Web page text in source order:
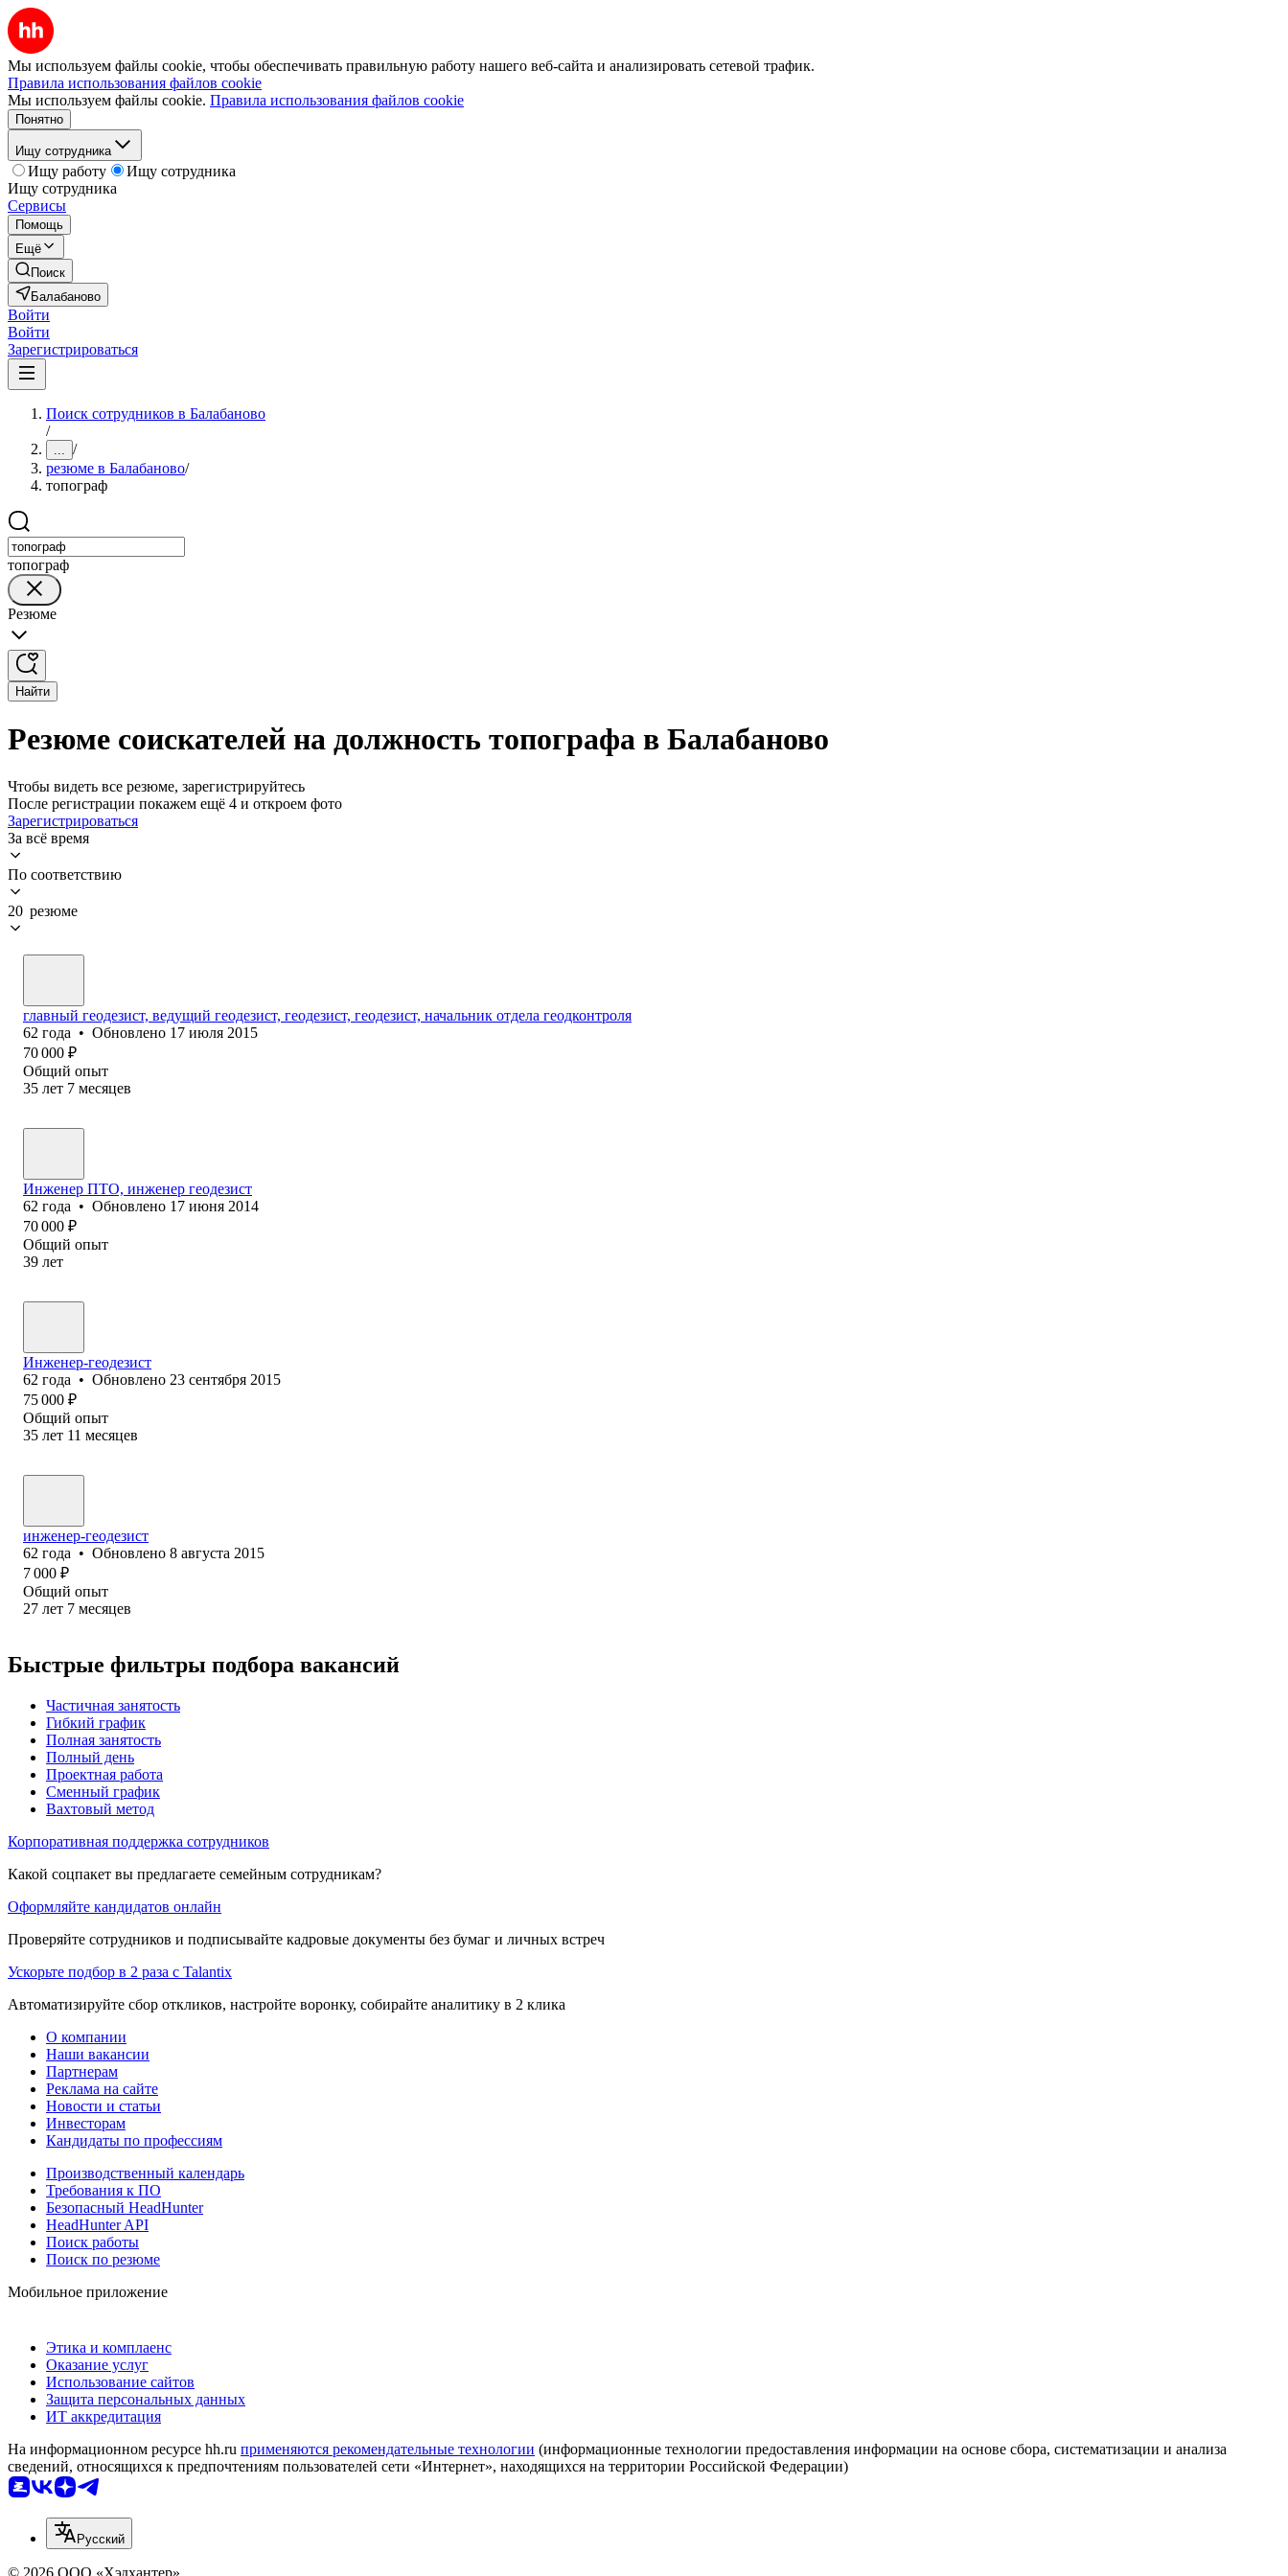
Мы используем файлы cookie, чтобы обеспечивать правильную работу нашего веб-сайта и анализировать сетевой трафик.
Правила использования файлов cookie
Мы используем файлы cookie. Правила использования файлов cookie
Понятно
Ищу сотрудника
Ищу работу
Ищу сотрудника
Ищу сотрудника
Сервисы
Помощь
Ещё
Поиск
Балабаново
Войти
Войти
Зарегистрироваться
Поиск сотрудников в Балабаново
/
... /
резюме в Балабаново/
топограф
топограф
Резюме
Найти
Резюме соискателей на должность топографа в Балабаново
Чтобы видеть все резюме, зарегистрируйтесь
После регистрации покажем ещё 4 и откроем фото
Зарегистрироваться
За всё время
По соответствию
20 резюме
главный геодезист, ведущий геодезист, геодезист, геодезист, начальник отдела геодконтроля
62 года • Обновлено 17 июля 2015
70 000 ₽
Общий опыт
35 лет 7 месяцев
Инженер ПТО, инженер геодезист
62 года • Обновлено 17 июня 2014
70 000 ₽
Общий опыт
39 лет
Инженер-геодезист
62 года • Обновлено 23 сентября 2015
75 000 ₽
Общий опыт
35 лет 11 месяцев
инженер-геодезист
62 года • Обновлено 8 августа 2015
7 000 ₽
Общий опыт
27 лет 7 месяцев
Быстрые фильтры подбора вакансий
Частичная занятость
Гибкий график
Полная занятость
Полный день
Проектная работа
Сменный график
Вахтовый метод
Корпоративная поддержка сотрудников
Какой соцпакет вы предлагаете семейным сотрудникам?
Оформляйте кандидатов онлайн
Проверяйте сотрудников и подписывайте кадровые документы без бумаг и личных встреч
Ускорьте подбор в 2 раза с Talantix
Автоматизируйте сбор откликов, настройте воронку, собирайте аналитику в 2 клика
О компании
Наши вакансии
Партнерам
Реклама на сайте
Новости и статьи
Инвесторам
Кандидаты по профессиям
Производственный календарь
Требования к ПО
Безопасный HeadHunter
HeadHunter API
Поиск работы
Поиск по резюме
Мобильное приложение
Этика и комплаенс
Оказание услуг
Использование сайтов
Защита персональных данных
ИТ аккредитация
На информационном ресурсе hh.ru применяются рекомендательные технологии (информационные технологии предоставления информации на основе сбора, систематизации и анализа
сведений, относящихся к предпочтениям пользователей сети «Интернет», находящихся на территории Российской Федерации)
Русский
© 2026 ООО «Хэдхантер»